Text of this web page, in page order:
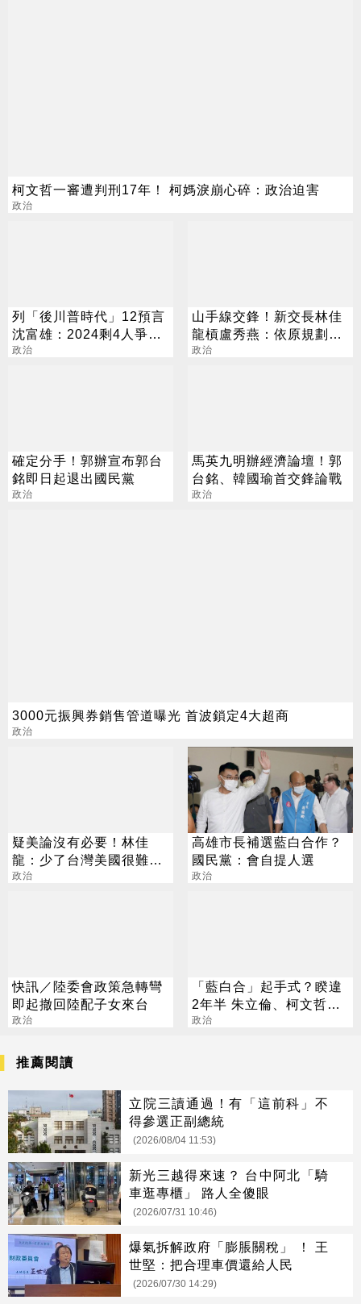
柯文哲一審遭判刑17年！ 柯媽淚崩心碎：政治迫害
政治
列「後川普時代」12預言
沈富雄：2024剩4人爭大
位
政治
山手線交鋒！新交長林佳
龍槓盧秀燕：依原規劃推
動
政治
確定分手！郭辦宣布郭台
銘即日起退出國民黨
政治
馬英九明辦經濟論壇！郭
台銘、韓國瑜首交鋒論戰
政治
3000元振興券銷售管道曝光 首波鎖定4大超商
政治
疑美論沒有必要！林佳
龍：少了台灣美國很難再
次偉大
政治
高雄市長補選藍白合作？
國民黨：會自提人選
政治
快訊／陸委會政策急轉彎
即起撤回陸配子女來台
政治
「藍白合」起手式？睽違
2年半 朱立倫、柯文哲週
五將同框
政治
推薦閱讀
立院三讀通過！有「這前科」不
得參選正副總統
(2026/08/04 11:53)
新光三越得來速？ 台中阿北「騎
車逛專櫃」 路人全傻眼
(2026/07/31 10:46)
爆氣拆解政府「膨脹關稅」 ！ 王
世堅：把合理車價還給人民
(2026/07/30 14:29)